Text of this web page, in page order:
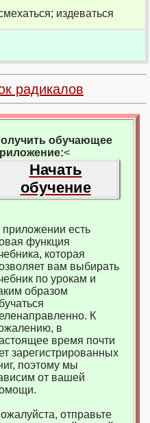
издеваться
радикалов
обучающее
<
Начать
обучение
приложении есть
функция
которая
вам выбирать
по урокам и
образом
К
в
время почти
зарегистрированных
поэтому мы
от вашей
отправьте